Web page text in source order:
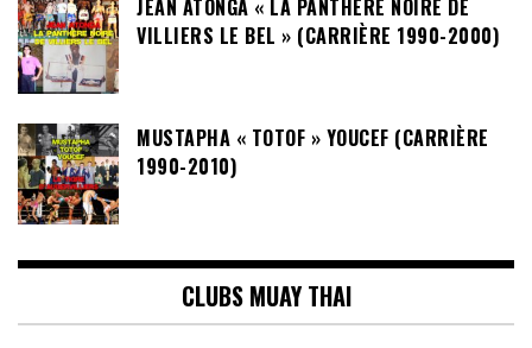
JEAN ATONGA « LA PANTHÈRE NOIRE DE
VILLIERS LE BEL » (CARRIÈRE 1990-2000)
MUSTAPHA « TOTOF » YOUCEF (CARRIÈRE
1990-2010)
CLUBS MUAY THAI